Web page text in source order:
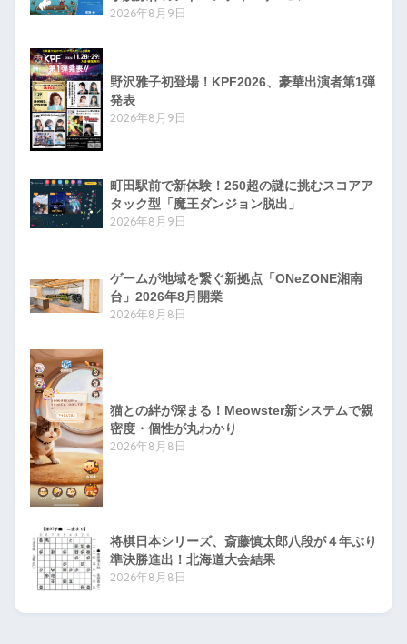
2026年8月9日
野沢雅子初登場！KPF2026、豪華出演者第1弾
発表
2026年8月9日
町田駅前で新体験！250超の謎に挑むスコアア
タック型「魔王ダンジョン脱出」
2026年8月9日
ゲームが地域を繋ぐ新拠点「ONeZONE湘南
台」2026年8月開業
2026年8月8日
猫との絆が深まる！Meowster新システムで親
密度・個性が丸わかり
2026年8月8日
将棋日本シリーズ、斎藤慎太郎八段が４年ぶり
準決勝進出！北海道大会結果
2026年8月8日